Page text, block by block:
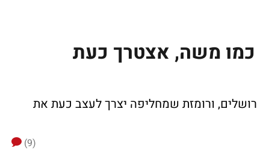
כמו משה, אצטרך כעת
ורומזת שמחליפה יצרך לעצב כעת את
(9)